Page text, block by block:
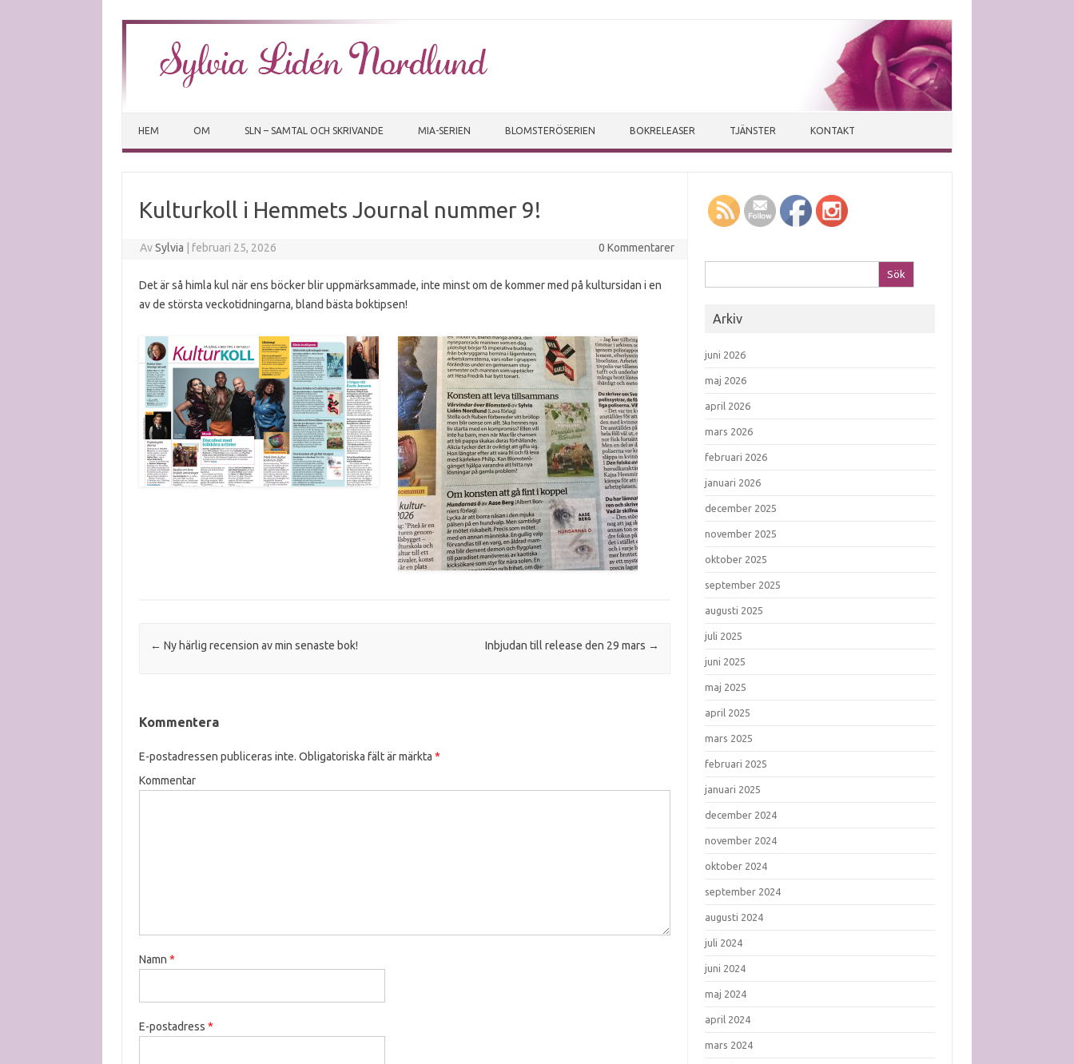
HEM OM SLN – SAMTAL OCH SKRIVANDE MIA-SERIEN BLOMSTERÖSERIEN BOKRELEASER TJÄNSTER KONTAKT
Kulturkoll i Hemmets Journal nummer 9!
AvSylvia februari 25, 2026 0 Kommentarer
Det är så himla kul när ens böcker blir uppmärksammade, inte minst om de kommer med på kultursidan i en
av de största veckotidningarna, bland bästa boktipsen!
Post navigation
← Ny härlig recension av min senaste bok! Inbjudan till release den 29 mars →
Kommentera
E-postadressen publiceras inte. Obligatoriska fält är märkta *
Kommentar
Namn *
E-postadress *
Arkiv
juni 2026
maj 2026
april 2026
mars 2026
februari 2026
januari 2026
december 2025
november 2025
oktober 2025
september 2025
augusti 2025
juli 2025
juni 2025
maj 2025
april 2025
mars 2025
februari 2025
januari 2025
december 2024
november 2024
oktober 2024
september 2024
augusti 2024
juli 2024
juni 2024
maj 2024
april 2024
mars 2024